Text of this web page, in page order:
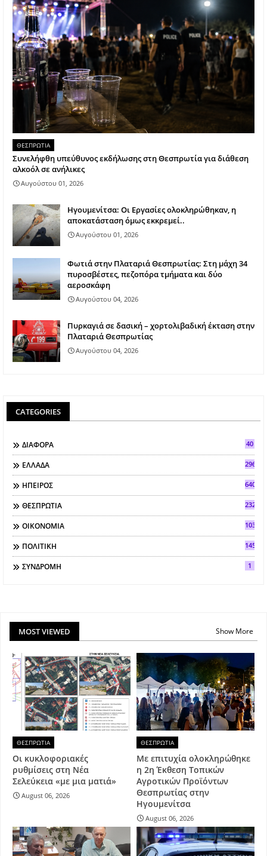
ΘΕΣΠΡΩΤΙΑ
Συνελήφθη υπεύθυνος εκδήλωσης στη Θεσπρωτία για διάθεση
αλκοόλ σε ανήλικες
Αυγούστου 01, 2026
Ηγουμενίτσα: Οι Εργασίες ολοκληρώθηκαν, η
αποκατάσταση όμως εκκρεμεί..
Αυγούστου 01, 2026
Φωτιά στην Πλαταριά Θεσπρωτίας: Στη μάχη 34
πυροσβέστες, πεζοπόρα τμήματα και δύο
αεροσκάφη
Αυγούστου 04, 2026
Πυρκαγιά σε δασική – χορτολιβαδική έκταση στην
Πλαταριά Θεσπρωτίας
Αυγούστου 04, 2026
CATEGORIES
ΔΙΑΦΟΡΑ 40
ΕΛΛΑΔΑ 296
ΗΠΕΙΡΟΣ 640
ΘΕΣΠΡΩΤΙΑ 2321
ΟΙΚΟΝΟΜΙΑ 103
ΠΟΛΙΤΙΚΗ 145
ΣΥΝΔΡΟΜΗ 1
MOST VIEWED Show More
ΘΕΣΠΡΩΤΙΑ
Οι κυκλοφοριακές
ρυθμίσεις στη Νέα
Σελεύκεια «με μια ματιά»
August 06, 2026
ΘΕΣΠΡΩΤΙΑ
Με επιτυχία ολοκληρώθηκε
η 2η Έκθεση Τοπικών
Αγροτικών Προϊόντων
Θεσπρωτίας στην
Ηγουμενίτσα
August 06, 2026